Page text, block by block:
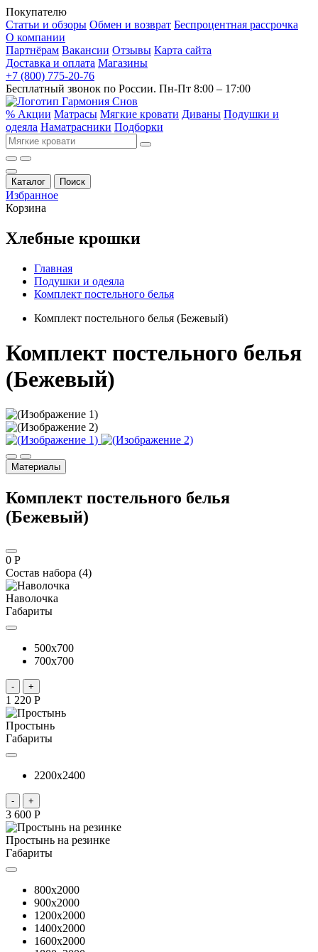
Покупателю
Статьи и обзоры Обмен и возврат Беспроцентная рассрочка
О компании
Партнёрам Вакансии Отзывы Карта сайта
Доставка и оплата Магазины
+7 (800) 775-20-76
Бесплатный звонок по России. Пн-Пт 8:00 – 17:00
% Акции Матрасы Мягкие кровати Диваны Подушки и
одеяла Наматрасники Подборки
Каталог Поиск
Избранное
Корзина
Хлебные крошки
Главная
Подушки и одеяла
Комплект постельного белья
Комплект постельного белья (Бежевый)
Комплект постельного белья
(Бежевый)
Материалы
Комплект постельного белья
(Бежевый)
0 Р
Состав набора (4)
Наволочка
Габариты
500x700
700x700
- +
1 220 Р
Простынь
Габариты
2200x2400
- +
3 600 Р
Простынь на резинке
Габариты
800x2000
900x2000
1200x2000
1400x2000
1600x2000